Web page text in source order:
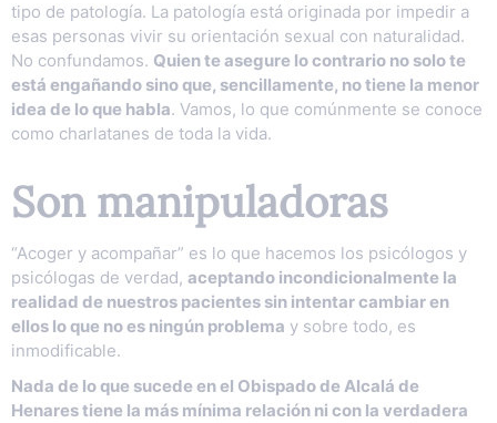
tipo de patología. La patología está originada por impedir a
esas personas vivir su orientación sexual con naturalidad.
No confundamos. Quien te asegure lo contrario no solo te
está engañando sino que, sencillamente, no tiene la menor
idea de lo que habla. Vamos, lo que comúnmente se conoce
como charlatanes de toda la vida.
Son manipuladoras
“Acoger y acompañar” es lo que hacemos los psicólogos y
psicólogas de verdad, aceptando incondicionalmente la
realidad de nuestros pacientes sin intentar cambiar en
ellos lo que no es ningún problema y sobre todo, es
inmodificable.
Nada de lo que sucede en el Obispado de Alcalá de
Henares tiene la más mínima relación ni con la verdadera